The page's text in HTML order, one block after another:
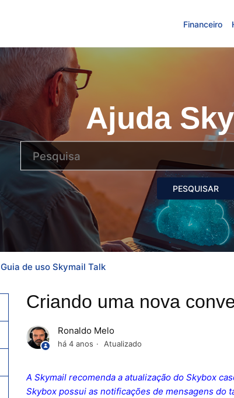
Financeiro
Ajuda
Guia de uso Skymail Talk
Criando uma nova
Ronaldo Melo
há 4 anos Atualizado
A Skymail recomenda a atualização do Skybox
Skybox possui as notificações de mensagens do